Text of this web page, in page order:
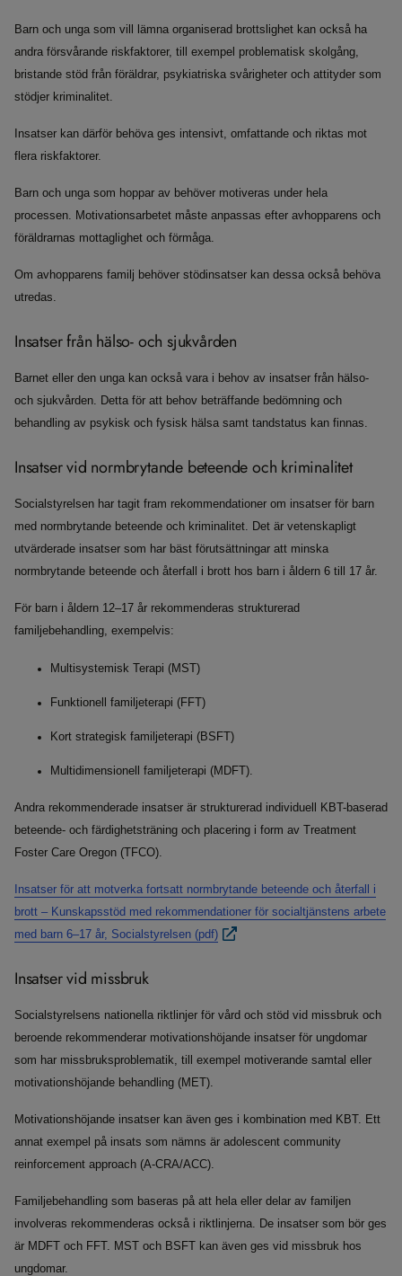
Barn och unga som vill lämna organiserad brottslighet kan också ha
andra försvårande riskfaktorer, till exempel problematisk skolgång,
bristande stöd från föräldrar, psykiatriska svårigheter och attityder som
stödjer kriminalitet.
Insatser kan därför behöva ges intensivt, omfattande och riktas mot
flera riskfaktorer.
Barn och unga som hoppar av behöver motiveras under hela
processen. Motivationsarbetet måste anpassas efter avhopparens och
föräldrarnas mottaglighet och förmåga.
Om avhopparens familj behöver stödinsatser kan dessa också behöva
utredas.
Insatser från hälso- och sjukvården
Barnet eller den unga kan också vara i behov av insatser från hälso-
och sjukvården. Detta för att behov beträffande bedömning och
behandling av psykisk och fysisk hälsa samt tandstatus kan finnas.
Insatser vid normbrytande beteende och kriminalitet
Socialstyrelsen har tagit fram rekommendationer om insatser för barn
med normbrytande beteende och kriminalitet. Det är vetenskapligt
utvärderade insatser som har bäst förutsättningar att minska
normbrytande beteende och återfall i brott hos barn i åldern 6 till 17 år.
För barn i åldern 12–17 år rekommenderas strukturerad
familjebehandling, exempelvis:
Multisystemisk Terapi (MST)
Funktionell familjeterapi (FFT)
Kort strategisk familjeterapi (BSFT)
Multidimensionell familjeterapi (MDFT).
Andra rekommenderade insatser är strukturerad individuell KBT-baserad
beteende- och färdighetsträning och placering i form av Treatment
Foster Care Oregon (TFCO).
Insatser för att motverka fortsatt normbrytande beteende och återfall i
brott – Kunskapsstöd med rekommendationer för socialtjänstens arbete
med barn 6–17 år, Socialstyrelsen (pdf)
Insatser vid missbruk
Socialstyrelsens nationella riktlinjer för vård och stöd vid missbruk och
beroende rekommenderar motivationshöjande insatser för ungdomar
som har missbruksproblematik, till exempel motiverande samtal eller
motivationshöjande behandling (MET).
Motivationshöjande insatser kan även ges i kombination med KBT. Ett
annat exempel på insats som nämns är adolescent community
reinforcement approach (A-CRA/ACC).
Familjebehandling som baseras på att hela eller delar av familjen
involveras rekommenderas också i riktlinjerna. De insatser som bör ges
är MDFT och FFT. MST och BSFT kan även ges vid missbruk hos
ungdomar.